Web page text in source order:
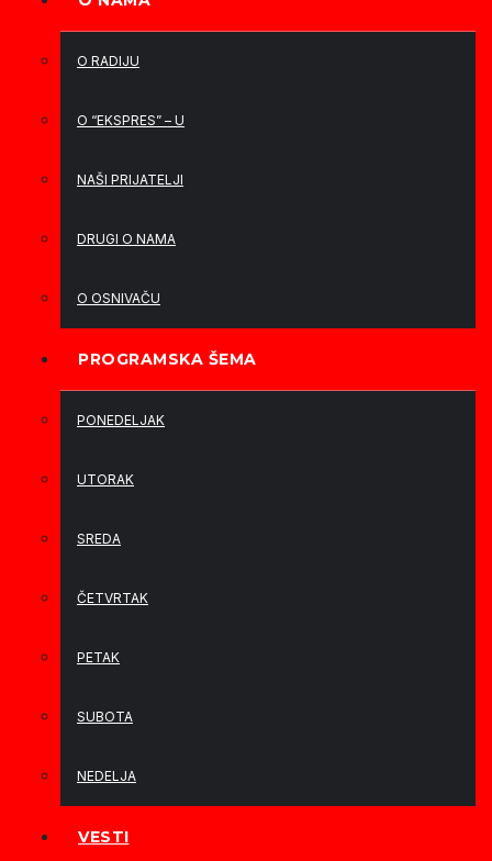
O RADIJU
O “EKSPRES” – U
NAŠI PRIJATELJI
DRUGI O NAMA
O OSNIVAČU
PROGRAMSKA ŠEMA
PONEDELJAK
UTORAK
SREDA
ČETVRTAK
PETAK
SUBOTA
NEDELJA
VESTI